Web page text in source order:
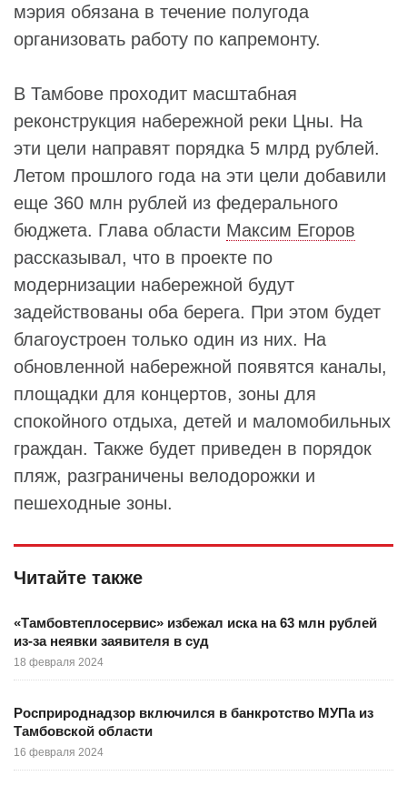
мэрия обязана в течение полугода
организовать работу по капремонту.
В Тамбове проходит масштабная
реконструкция набережной реки Цны. На
эти цели направят порядка 5 млрд рублей.
Летом прошлого года на эти цели добавили
еще 360 млн рублей из федерального
бюджета. Глава области Максим Егоров
рассказывал, что в проекте по
модернизации набережной будут
задействованы оба берега. При этом будет
благоустроен только один из них. На
обновленной набережной появятся каналы,
площадки для концертов, зоны для
спокойного отдыха, детей и маломобильных
граждан. Также будет приведен в порядок
пляж, разграничены велодорожки и
пешеходные зоны.
Читайте также
«Тамбовтеплосервис» избежал иска на 63 млн рублей
из-за неявки заявителя в суд
18 февраля 2024
Росприроднадзор включился в банкротство МУПа из
Тамбовской области
16 февраля 2024